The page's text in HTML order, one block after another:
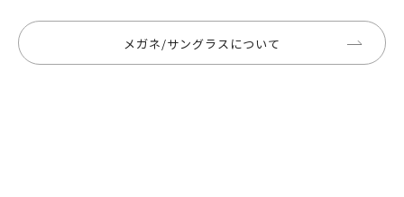
メガネ/サングラスについて